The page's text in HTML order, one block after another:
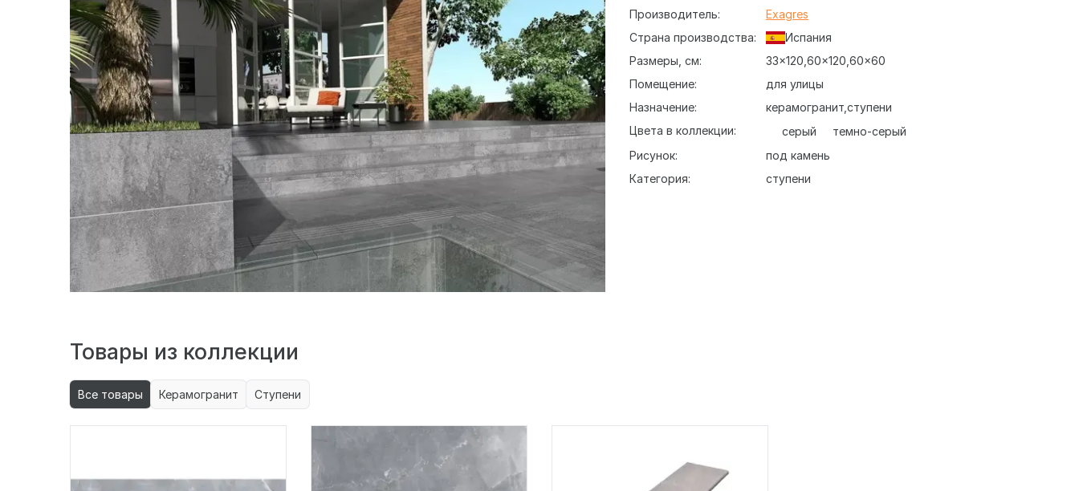
Производитель:
Exagres
Страна производства:
Испания
Размеры, см:
33x120 60x120 60x60
Помещение:
для улицы
Назначение:
керамогранит ступени
Цвета в коллекции:
серый
темно-серый
Рисунок:
под камень
Категория:
ступени
Товары из коллекции
Все товары Керамогранит Ступени